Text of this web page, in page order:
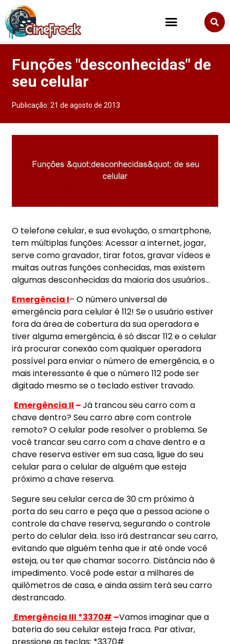
Funções "desconhecidas" de
seu celular
Publicação:21 de agosto de 2013
O telefone celular, e sua evolução, o smartphone,
tem múltiplas funções: Acessar a internet, jogar,
serve como gravador, tirar fotos, gravar vídeos e
muitas outras funções conhecidas, mas existem
algumas desconhecidas da maioria dos usuários…
Emergência I– O número universal de
emergência para celular é 112! Se o usuário estiver
fora da área de cobertura da sua operadora e
tiver alguma emergência, é só discar 112 e o celular
irá procurar conexão com qualquer operadora
possível para enviar o número de emergência, e o
mais interessante é que o número 112 pode ser
digitado mesmo se o teclado estiver travado.
Emergência II –Já trancou seu carro com a
chave dentro? Seu carro abre com controle
remoto? O celular pode resolver o problema. Se
você trancar seu carro com a chave dentro e a
chave reserva estiver em sua casa, ligue do seu
celular para o celular de alguém que esteja
próximo a chave reserva.
Segure seu celular cerca de 30 cm próximo à
porta do seu carro e peça que a pessoa acione o
controle da chave reserva, segurando o controle
perto do celular dela. Isso irá destrancar seu carro,
evitando que alguém tenha que ir até onde você
esteja, ou ter que chamar socorro. Distância não é
impedimento. Você pode estar a milhares de
quilômetros de casa, e ainda assim terá seu carro
destrancado.
Emergência III *3370# –Vamos imaginar que a
bateria do seu celular esteja fraca. Par ativar,